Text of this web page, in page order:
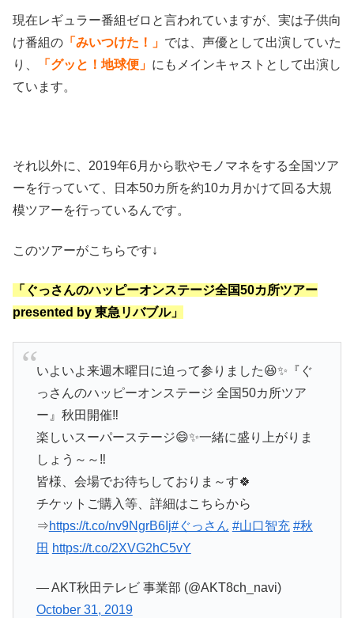
現在レギュラー番組ゼロと言われていますが、実は子供向
け番組の 「みいつけた！」 では、声優として出演していた
り、
「グッと！地球便」 にもメインキャストとして出演し
ています。
それ以外に、2019年6月から歌やモノマネをする全国ツア
ーを行っていて、日本50カ所を約10カ月かけて回る大規
模ツアーを行っているんです。
このツアーがこちらです↓
「ぐっさんのハッピーオンステージ全国50カ所ツアー
presented by 東急リバブル」
いよいよ来週木曜日に迫って参りました😆✨『ぐ
っさんのハッピーオンステージ 全国50カ所ツア
ー』秋田開催‼️
楽しいスーパーステージ😄✨一緒に盛り上がりま
しょう～～‼️
皆様、会場でお待ちしておりま～す🍀
チケットご購入等、詳細はこちらから
⇒https://t.co/nv9NgrB6Ij#ぐっさん #山口智充 #秋
田 https://t.co/2XVG2hC5vY
— AKT秋田テレビ 事業部 (@AKT8ch_navi)
October 31, 2019